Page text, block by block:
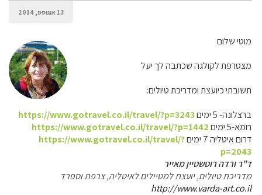
13 אוגוסט, 2014
מוטי שלום
מצטרפת לקולגה שכתבה לך יעל
תשובתי כיועצת ומדריכת טיולים:
ברצלונה- 5 ימים
https://www.gotravel.co.il/travel/?p=3243
רומא-5 ימים
https://www.gotravel.co.il/travel/?p=1442
דרום איטליה 7 ימים
https://www.gotravel.co.il/travel/?
p=2043
ד"ר ורדה רוטשטיין מאייר
מדריכת טיולים, יועצת למטיילים לאיטליה, צרפת וספרד
http://www.varda-art.co.il